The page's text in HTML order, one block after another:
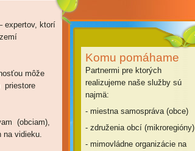
expertov, ktorí
môže
priestore
(obciam),
na vidieku.
Komu pomáhame
Partnermi pre ktorých
realizujeme naše služby sú
najmä:
- miestna samospráva (obce)
- združenia obcí (mikroregióny)
- mimovládne organizácie na